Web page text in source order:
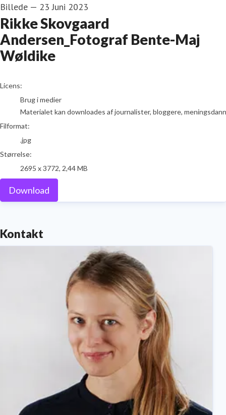
Billede — 23 Juni 2023
Rikke Skovgaard
Andersen_Fotograf Bente-Maj
Wøldike
go to media item
Licens:
Brug i medier
Materialet kan downloades af journalister, bloggere,
Filformat:
.jpg
Størrelse:
2695 x 3772, 2,44 MB
Download
Kontakt